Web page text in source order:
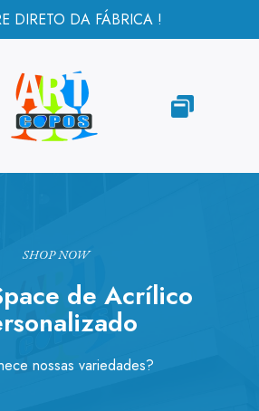
DIRETO DA FÁBRICA !
SHOP NOW
de Acrílico
nossas variedades?